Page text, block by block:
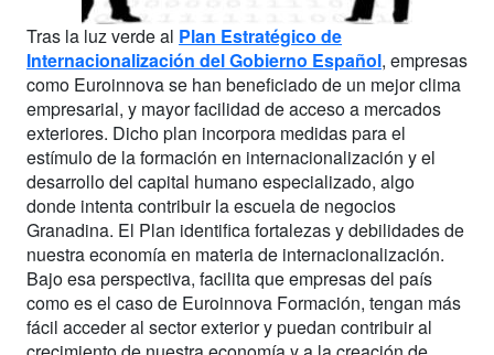
Tras la luz verde al Plan Estratégico de
Internacionalización del Gobierno Español, empresas
como Euroinnova se han beneficiado de un mejor clima
empresarial, y mayor facilidad de acceso a mercados
exteriores. Dicho plan incorpora medidas para el
estímulo de la formación en internacionalización y el
desarrollo del capital humano especializado, algo
donde intenta contribuir la escuela de negocios
Granadina. El Plan identifica fortalezas y debilidades de
nuestra economía en materia de internacionalización.
Bajo esa perspectiva, facilita que empresas del país
como es el caso de Euroinnova Formación, tengan más
fácil acceder al sector exterior y puedan contribuir al